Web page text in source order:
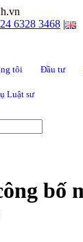
6328 3468 |
tôi Đầu tư
Luật sư
bố